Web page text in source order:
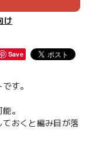
け
Save
す。
。
おくと編み目が落